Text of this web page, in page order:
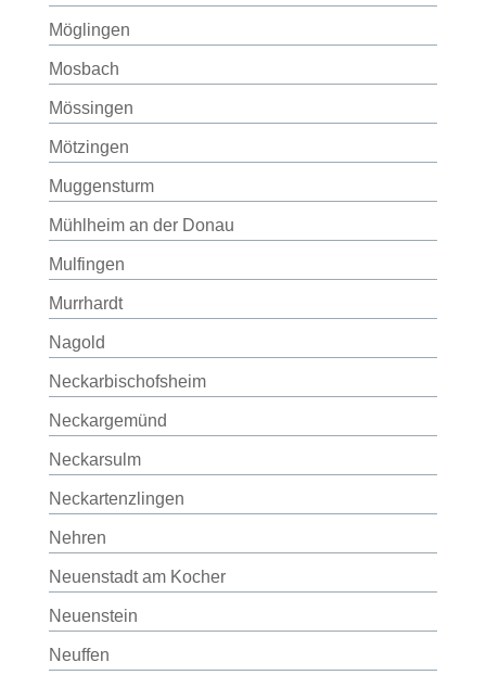
Möglingen
Mosbach
Mössingen
Mötzingen
Muggensturm
Mühlheim an der Donau
Mulfingen
Murrhardt
Nagold
Neckarbischofsheim
Neckargemünd
Neckarsulm
Neckartenzlingen
Nehren
Neuenstadt am Kocher
Neuenstein
Neuffen